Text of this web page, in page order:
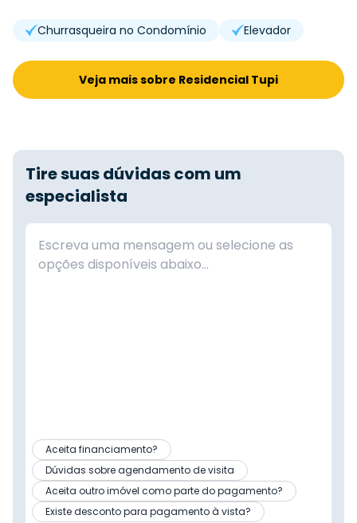
Churrasqueira no Condomínio Elevador
Veja mais sobre Residencial Tupi
Tire suas dúvidas com um
especialista
Aceita financiamento?
Dúvidas sobre agendamento de visita
Aceita outro imóvel como parte do pagamento?
Existe desconto para pagamento à vista?